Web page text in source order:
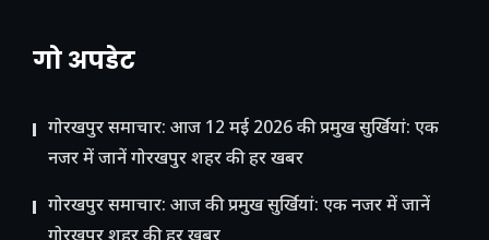
गो अपडेट
गोरखपुर समाचार: आज 12 मई 2026 की प्रमुख सुर्खियां: एक
नजर में जानें गोरखपुर शहर की हर खबर
गोरखपुर समाचार: आज की प्रमुख सुर्खियां: एक नजर में जानें